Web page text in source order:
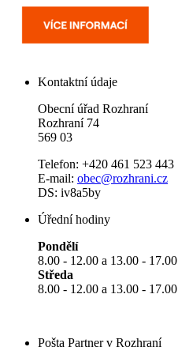
Kontaktní údaje
Obecní úřad Rozhraní
Rozhraní 74
569 03
Telefon: +420 461 523 443
E-mail: obec@rozhrani.cz
DS: iv8a5by
Úřední hodiny
Pondělí
8.00 - 12.00 a 13.00 - 17.00
Středa
8.00 - 12.00 a 13.00 - 17.00
Pošta Partner v Rozhraní